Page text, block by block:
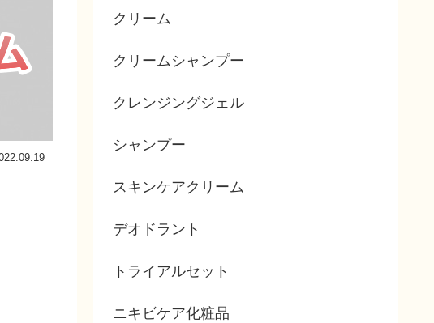
クリーム
クリームシャンプー
クレンジングジェル
シャンプー
スキンケアクリーム
デオドラント
トライアルセット
ニキビケア化粧品